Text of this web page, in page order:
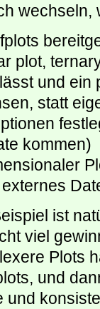
wechseln,
plot,
und ein
statt
kommen)
ist
viel
Plots
und
und